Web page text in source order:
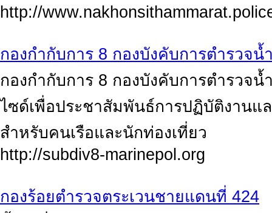
http://
กองกำกับการ 8 กองบังคับการตำรวจน้
กองกำกับการ 8 กองบังคับการตำรวจน้
ไซด์เพื่อประชาสัมพันธ์การปฏิบัติงานแ
สำหรับคนเรือและนักท่องเที่ยว
http://subdiv8-marinepol.org
กองร้อยตำรวจตระเวนชายแดนที่ 424